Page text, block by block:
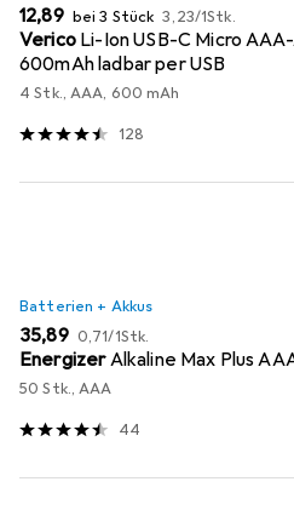
EUR
12,89 bei 3 Stück EUR
3,23/1Stk.
Verico Li-Ion USB-C Micro
600mAh ladbar per USB
4 Stk., AAA, 600 mAh
128
Batterien + Akkus
EUR
35,89 EUR
0,71/1Stk.
EnergizerAlkaline Max Plus
50 Stk., AAA
44